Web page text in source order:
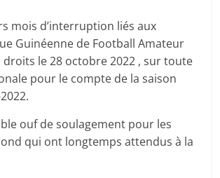
mois d’interruption liés aux
Guinéenne de Football Amateur
le 28 octobre 2022 , sur toute
pour le compte de la saison
ouf de soulagement pour les
qui ont longtemps attendus à la